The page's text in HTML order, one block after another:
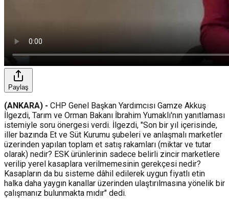
Paylaş
(ANKARA) - CHP Genel Başkan Yardımcısı Gamze Akkuş
İlgezdi, Tarım ve Orman Bakanı İbrahim Yumaklı'nın yanıtlaması
istemiyle soru önergesi verdi. İlgezdi, "Son bir yıl içerisinde,
iller bazında Et ve Süt Kurumu şubeleri ve anlaşmalı marketler
üzerinden yapılan toplam et satış rakamları (miktar ve tutar
olarak) nedir? ESK ürünlerinin sadece belirli zincir marketlere
verilip yerel kasaplara verilmemesinin gerekçesi nedir?
Kasapların da bu sisteme dâhil edilerek uygun fiyatlı etin
halka daha yaygın kanallar üzerinden ulaştırılmasına yönelik bir
çalışmanız bulunmakta mıdır" dedi.